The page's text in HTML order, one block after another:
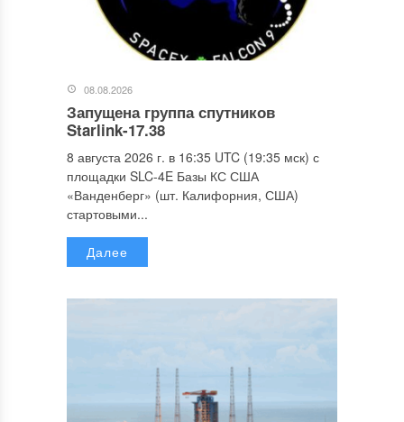
08.08.2026
Запущена группа спутников
Starlink-17.38
8 августа 2026 г. в 16:35 UTC (19:35 мск) с
площадки SLC-4E Базы КС США
«Ванденберг» (шт. Калифорния, США)
стартовыми...
Далее